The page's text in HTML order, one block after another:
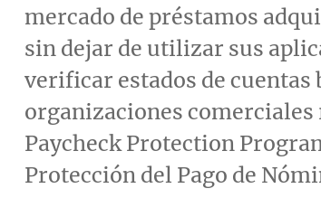
mercado de préstamos
sin dejar de utilizar sus
verificar estados de cuentas
organizaciones
Paycheck Protection
Protección del Pago de